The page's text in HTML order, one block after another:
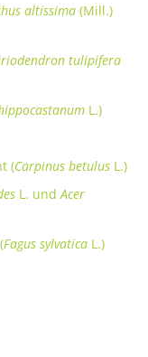
altissima(Mill.)
tulipifera
L.)
(Carpinus betulusL.)
L. undAcer
Fagus sylvaticaL.)